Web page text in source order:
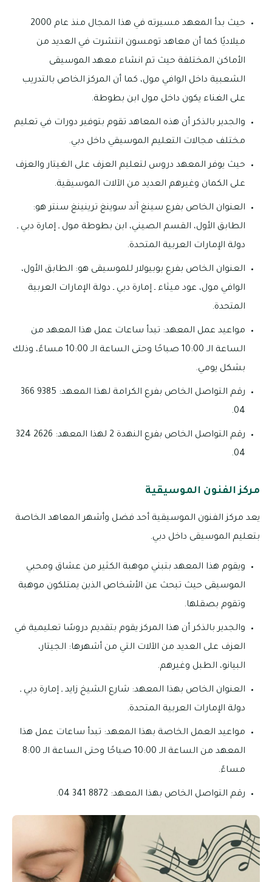
حيث بدأ المعهد مسيرته في هذا المجال منذ عام 2000
ميلاديًا كما أن معاهد تومسون انتشرت في العديد من
الأماكن المختلفة حيث تم انشاء معهد الموسيقى
الشعبية داخل الوافي مول، كما أن المركز الخاص بالتدريب
على الغناء يكون داخل مول ابن بطوطة.
والجدير بالذكر أن هذه المعاهد تقوم بتوفير دورات في تعليم
مختلف مجالات التعليم الموسيقي داخل دبي.
حيث يوفر المعهد دروس لتعليم العزف على الغيتار والعزف
على الكمان وغيرهم العديد من الآلات الموسيقية.
العنوان الخاص بفرع سينغ آند سوينغ ترينينغ سنتر هو:
الطابق الأول، القسم الصيني، ابن بطوطة مول ـ إمارة دبي ـ
دولة الإمارات العربية المتحدة.
العنوان الخاص بفرع بوبيولار للموسيقى هو: الطابق الأول،
الوافي مول، عود ميثاء ـ إمارة دبي ـ دولة الإمارات العربية
المتحدة.
مواعيد عمل المعهد: تبدأ ساعات عمل هذا المعهد من
الساعة الـ 10:00 صباحًا وحتى الساعة الـ 10:00 مساءً، وذلك
بشكل يومي.
رقم التواصل الخاص بفرع الكرامة لهذا المعهد: 9385 366
04.
رقم التواصل الخاص بفرع النهدة 2 لهذا المعهد: 2626 324
04.
مركز الفنون الموسيقية
يعد مركز الفنون الموسيقية أحد فضل وأشهر المعاهد الخاصة
بتعليم الموسيقى داخل دبي.
ويقوم هذا المعهد بتبني موهبة الكثير من عشاق ومحبي
الموسيقى حيث تبحث عن الأشخاص الذين يمتلكون موهبة
وتقوم بصقلها.
والجدير بالذكر أن هذا المركز يقوم بتقديم دروسًا تعليمية في
العزف على العديد من الآلات التي من أشهرها: الجيتار،
البيانو، الطبل وغيرهم.
العنوان الخاص بهذا المعهد: شارع الشيخ زايد ـ إمارة دبي ـ
دولة الإمارات العربية المتحدة.
مواعيد العمل الخاصة بهذا المعهد: تبدأ ساعات عمل هذا
المعهد من الساعة الـ 10:00 صباحًا وحتى الساعة الـ 8:00
مساءً.
رقم التواصل الخاص بهذا المعهد: 8872 341 04.